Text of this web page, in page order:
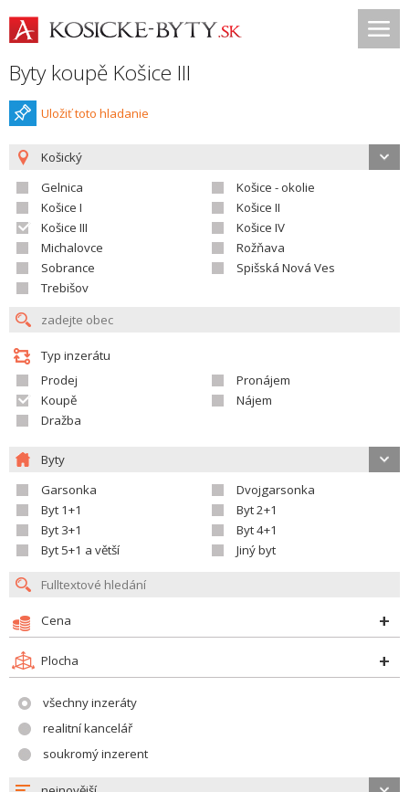
Byty koupě Košice III
Uložiť toto hladanie
Košický
Gelnica
Košice - okolie
Košice I
Košice II
Košice III
Košice IV
Michalovce
Rožňava
Sobrance
Spišská Nová Ves
Trebišov
Typ inzerátu
Prodej
Pronájem
Koupě
Nájem
Dražba
Byty
Garsonka
Dvojgarsonka
Byt 1+1
Byt 2+1
Byt 3+1
Byt 4+1
Byt 5+1 a větší
Jiný byt
Cena
Plocha
všechny inzeráty
realitní kancelář
soukromý inzerent